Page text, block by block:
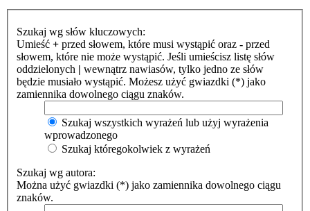
Szukaj wg słów kluczowych:
Umieść + przed słowem, które musi wystąpić oraz - przed
słowem, które nie może wystąpić. Jeśli umieścisz listę słów
oddzielonych | wewnątrz nawiasów, tylko jedno ze słów
będzie musiało wystąpić. Możesz użyć gwiazdki (*) jako
zamiennika dowolnego ciągu znaków.
Szukaj wszystkich wyrażeń lub użyj wyrażenia
wprowadzonego
Szukaj któregokolwiek z wyrażeń
Szukaj wg autora:
Można użyć gwiazdki (*) jako zamiennika dowolnego ciągu
znaków.